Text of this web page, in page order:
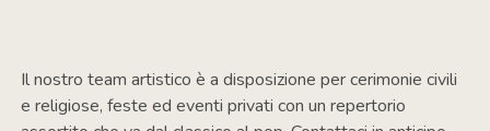
Il nostro team artistico è a disposizione per cerimonie civili
e religiose, feste ed eventi privati con un repertorio